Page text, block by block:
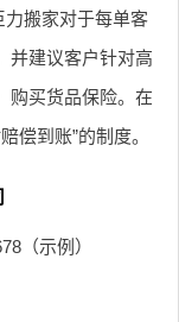
力搬家对于每单客
并建议客户针对高
购买货品保险。在
偿到账”的制度。
（示例）